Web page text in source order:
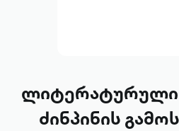
ლიტერატურული
ძინპინის